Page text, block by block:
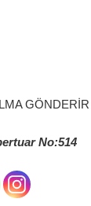
GÖNDERİR
No:514